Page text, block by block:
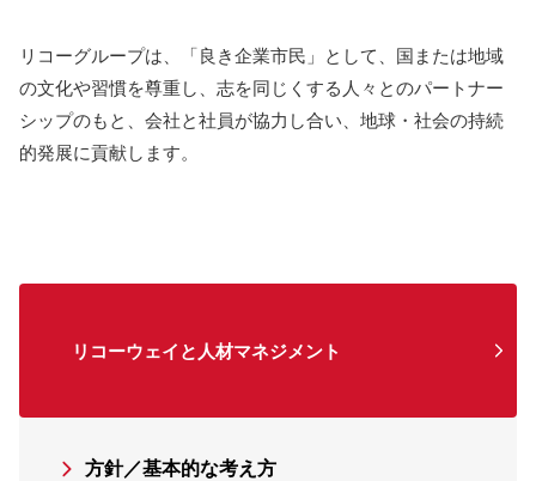
リコーグループは、「良き企業市民」として、国または地域
の文化や習慣を尊重し、志を同じくする人々とのパートナー
シップのもと、会社と社員が協力し合い、地球・社会の持続
的発展に貢献します。
リコーウェイと人材マネジメント
方針／基本的な考え方